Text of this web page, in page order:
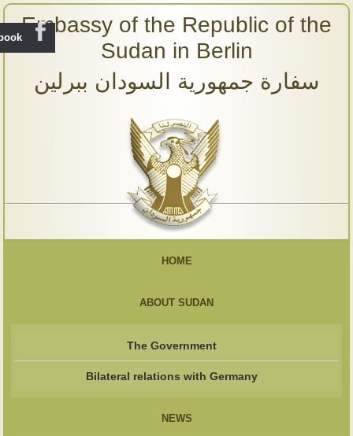
Embassy of the Republic of the
Sudan in Berlin
سفارة جمهورية السودان ببرلين
HOME
ABOUT SUDAN
The Government
Bilateral relations with Germany
NEWS